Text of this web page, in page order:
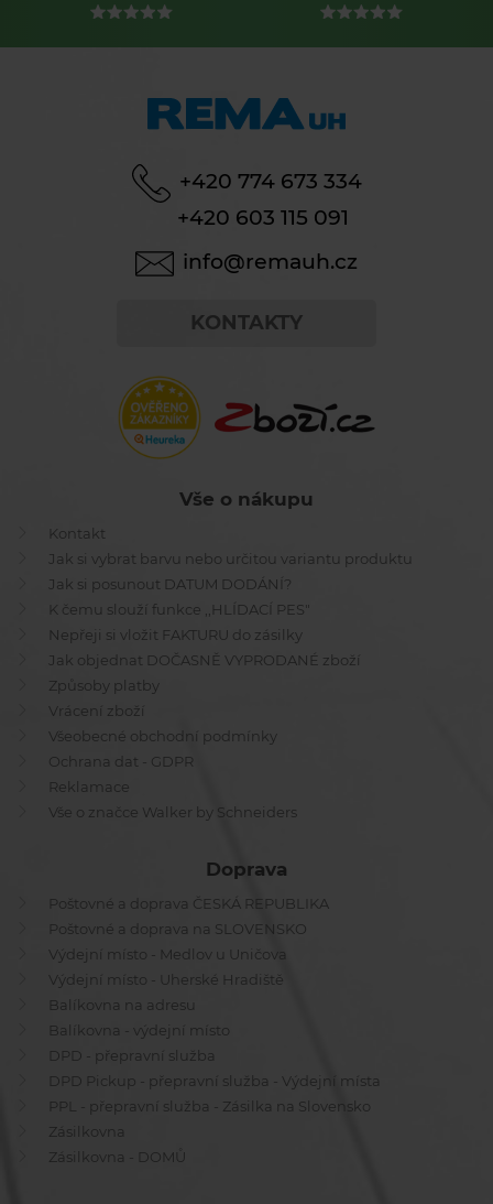
+420 774 673 334
+420 603 115 091
info@remauh.cz
KONTAKTY
Vše o nákupu
Kontakt
Jak si vybrat barvu nebo určitou variantu produktu
Jak si posunout DATUM DODÁNÍ?
K čemu slouží funkce ,,HLÍDACÍ PES"
Nepřeji si vložit FAKTURU do zásilky
Jak objednat DOČASNĚ VYPRODANÉ zboží
Způsoby platby
Vrácení zboží
Všeobecné obchodní podmínky
Ochrana dat - GDPR
Reklamace
Vše o značce Walker by Schneiders
Doprava
Poštovné a doprava ČESKÁ REPUBLIKA
Poštovné a doprava na SLOVENSKO
Výdejní místo - Medlov u Uničova
Výdejní místo - Uherské Hradiště
Balíkovna na adresu
Balíkovna - výdejní místo
DPD - přepravní služba
DPD Pickup - přepravní služba - Výdejní místa
PPL - přepravní služba - Zásilka na Slovensko
Zásilkovna
Zásilkovna - DOMŮ